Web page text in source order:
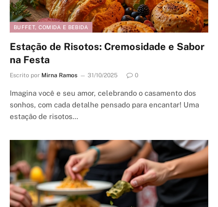
BUFFET, COMIDA E BEBIDA
Estação de Risotos: Cremosidade e Sabor
na Festa
Escrito por Mirna Ramos 31/10/2025 0
Imagina você e seu amor, celebrando o casamento dos
sonhos, com cada detalhe pensado para encantar! Uma
estação de risotos…